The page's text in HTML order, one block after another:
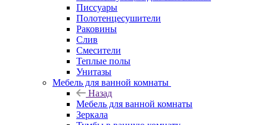
Писсуары
Полотенцесушители
Раковины
Слив
Смесители
Теплые полы
Унитазы
Мебель для ванной комнаты
Назад
Мебель для ванной комнаты
Зеркала